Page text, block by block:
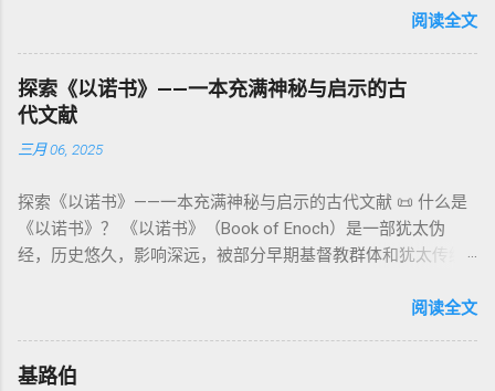
限 第11–15章讲述关于食物、疾病（如大麻风）、体液等“洁净
与不洁”的律例。其目的不是为了迷信或隔离，而是建立 圣洁与
秩序感 ，帮助以色列人活在神的同在中。 “洁净”不是等同于“无
罪”，而是不妨碍与神交往的状态。圣所是神居住之地，进入必
16章描述每年一次的“赎罪日”（Yom Kippur），大祭司进入至
圣所，用血为圣所与百姓遮罪。 这是整卷《利未记》的神学中
心： 神愿意居住在人中间； 罪必须被遮盖才能维持这同在；
神主动提供遮罪之道（两个祭牲，特别是“为耶和华”的与“归于
亚撒泻勒”的）。 这预表...
：以异象回顾以色列史并预示末世。 《以诺书信》（91–108）
：智慧训诫、“祸哉”、义人与恶人的结局等。 提示：另有《二
以诺书》（斯拉夫文）与《三以诺书》（希伯来文），属更晚
期以诺传统，不等同于《一以诺书》。 二、为什么重要？——
它是新约作者与读者共享的“语境词典” 1）新约中的直接/间接
呼应 犹大书14–15 几乎逐字引 1 Enoch 1:9（“主带着千万圣者
的“深渊囚禁”叙事共振。 彼后2:4 用“ 他他路斯 （Tartarus）”指
天使囚禁之所，贴近以诺传统语境。 福音书/启示录 中的“ 人子
来临与天使同来、坐在荣耀宝座审判列国 ”（太24–25；启1、
观 ：以诺将“巨人之灵”为游行污灵的渊源学解释，补给了新约
驱魔叙事背后的“灵界词库”（可1、路8；亦参弗6:12“执政掌
权”）。 阴间与审判意象 ：Sheol 的分区、册卷与火刑等图像，
者”。 ✦ 语法 现象： Elohim 是 一个 复数 形式 （“- im” 后
世 记 1: 1）； 在 其他 语 境 中也 可 用于 复数 意义， 如 指 多
神、 属 灵 存在、 审判 官 等； 因此， 需 借助 上下文 判断 语
义 和 神学 定位 。 二、 希伯来 圣经 中 Elohim 的 主要 用法 与
示例 分类 类型 用法 说明 示例 经文 含义 1. 真神 指 以色列 的
所 崇拜 的 神祇 出 20: 3 假 神/ 偶像（ gods） 3. 属 灵 存在
神 的 众 子、 天使、 神圣 议会 成员 诗 82: 1, 申 32: 8– 9
神圣 存在（ divine beings） 4. 法官 被 委托 施行 神 审判者 出
权 代表 受托 执行 神 旨意 的 人（ 如 摩西） 出 7: 1 神 的 代言
人（ divine proxy） 6. 强调 威严 复数 形式 强调 尊贵 超自然 的
显现 撒 上 28: 13 灵界 显现 或 尊称（ majestic plural） 三、
阅读全文
探索《以诺书》——一本充满神秘与启示的古
代文献
三月 06, 2025
探索《以诺书》——一本充满神秘与启示的古代文献 📜 什么是
《以诺书》？ 《以诺书》（Book of Enoch）是一部犹太伪
经，历史悠久，影响深远，被部分早期基督教群体和犹太传统
的曾祖父——的名义写成，包含大量关于天使、堕落、审判和弥
行，神将他取去，他就不在世了。” 这一神秘的记载激发了后世
阅读全文
基路伯